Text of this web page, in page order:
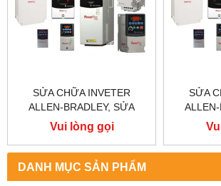
DANH MỤC SẢN PHẨM
SỬA CHỮA INVETER
ALLEN-BRADLEY, SỬA
CHỮA ALLEN-BRADLEY
POWER FLEX 755
Vui lòng gọi
SỬA
CHỮA